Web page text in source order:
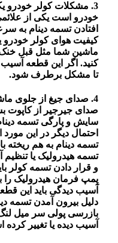
3. مشکلات کولر خودرو
خودرو است یکی از
افتادن تسمه دینام به
کیفیت هوای کولر خودرو
ماشین شما مثل قبل
کنید. اگر این قطعه آسیب
تا مشکل برطرف شود.
4. صدای جیغ از جلوی
صدای جیرجیر از کاپوت
سایش و پارگی تسمه
احتمال دیگر در این
تسمه دینام به هم
تسمه هیدرولیک یا
و قرار دادن تسمه کولر
پمپ فرمان هیدرولیک را
آسیب دیدگی باید این
دلیل بیرون آمدن تسمه
بازرسی پولی سر میل
آسیب دیده یا تغییر